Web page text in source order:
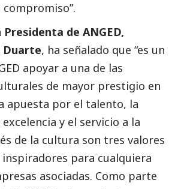
Presidenta de ANGED,
Duarte, ha señalado que “es un
apoyar a una de las
de mayor prestigio en
apuesta por el talento, la
y el servicio a la
de la cultura son tres valores
inspiradores para cualquiera
asociadas. Como parte